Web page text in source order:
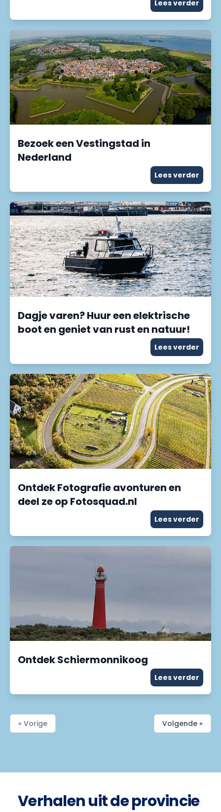
Lees verder
Bezoek een Vestingstad in
Nederland
Lees verder
Dagje varen? Huur een elektrische
boot en geniet van rust en natuur!
Lees verder
Ontdek Fotografie avonturen en
deel ze op Fotosquad.nl
Lees verder
Ontdek Schiermonnikoog
Lees verder
« Vorige Volgende »
Verhalen uit de provincie